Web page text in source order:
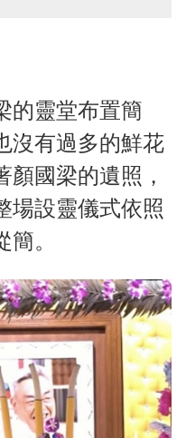
的靈堂布置簡
沒有過多的鮮花
國梁的遺照，
場設靈儀式依照
。